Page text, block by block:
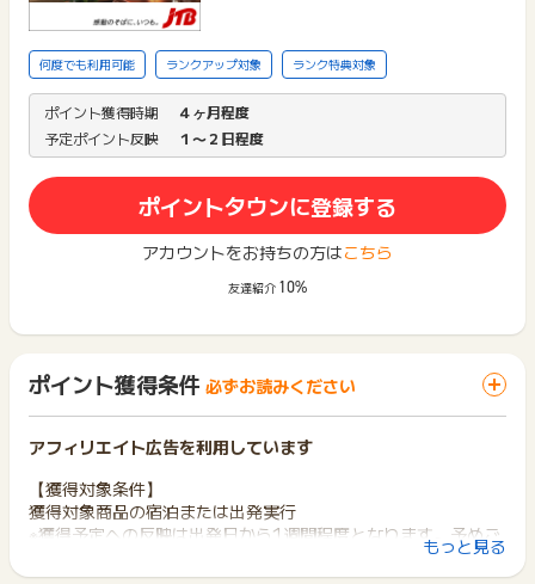
何度でも利用可能 ランクアップ対象 ランク特典対象
ポイント獲得時期
４ヶ月程度
予定ポイント反映
１〜２日程度
ポイントタウンに登録する
アカウントをお持ちの方はこちら
友達紹介 10%
ポイント獲得条件 必ずお読みください
アフィリエイト広告を利用しています
【獲得対象条件】
獲得対象商品の宿泊または出発実行
※獲得予定への反映は出発日から1週間程度となります。予めご
もっと見る